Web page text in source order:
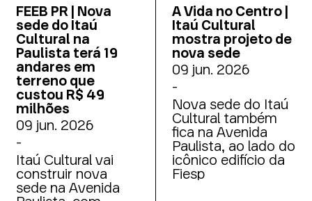
FEEB PR | Nova
sede do Itaú
Cultural na
Paulista terá 19
andares em
terreno que
custou R$ 49
milhões
09 jun. 2026
-
Itaú Cultural vai
construir nova
sede na Avenida
A Vida no Centro |
Itaú Cultural
mostra projeto de
nova sede
09 jun. 2026
-
Nova sede do Itaú
Cultural também
fica na Avenida
Paulista, ao lado do
icônico edifício da
Fiesp